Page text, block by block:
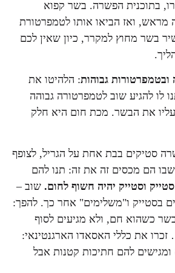
בתוכנית הפשרה. בשר קפוא
ואז הביאו אותו לטמפרטורת
בשר מחוץ למקרר, כיון שאין לכם
גבוהות: הלהיטו את
לו להגיע שוב לטמפרטורה גבוהה
את הבשר. מכת חום היא חלק
סטיקים בבת אחת על הגריל, לצופף
הם מכסים זה את זה: תנו להם
וסטייק יהיה חשוף לחום.שוב –
ו"משלימים" אחר כך. להפך:
כשהוא חם, ולא מגיעים לסוף
את כללי האסאדו הארגנטינאי:
להם חתיכות קטנות אבל